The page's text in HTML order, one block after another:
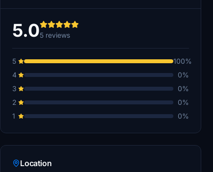
5.05 reviews
5
100%
4
0%
3
0%
2
0%
1
0%
Location